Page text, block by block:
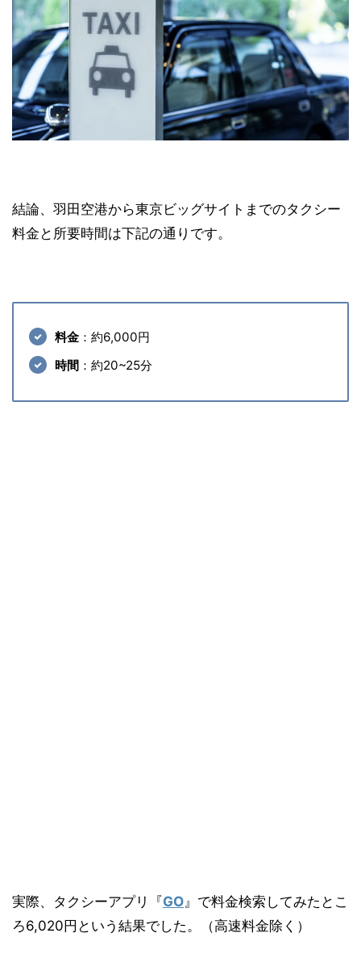
結論、羽田空港から東京ビッグサイトまでのタクシー
料金と所要時間は下記の通りです。
料金 ：約6,000円
時間 ：約20~25分
実際、タクシーアプリ『GO 』で料金検索してみたとこ
ろ6,020円という結果でした。（高速料金除く）